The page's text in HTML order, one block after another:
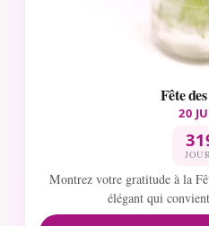
Fête
20
Montrez votre gratitude à la
élégant qui